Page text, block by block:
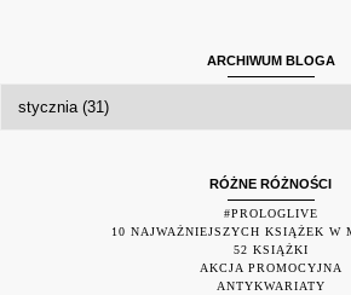
ARCHIWUM BLOGA
RÓŻNE RÓŻNOŚCI
#PROLOGLIVE
10 NAJWAŻNIEJSZYCH KSIĄŻEK W
52 KSIĄŻKI
AKCJA PROMOCYJNA
ANTYKWARIATY